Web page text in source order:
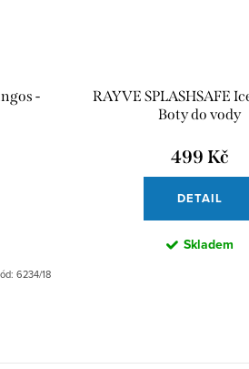
-
6234/18
RAYVE SPLASHSAFE
Boty do vody
499 Kč
DETAIL
Skladem